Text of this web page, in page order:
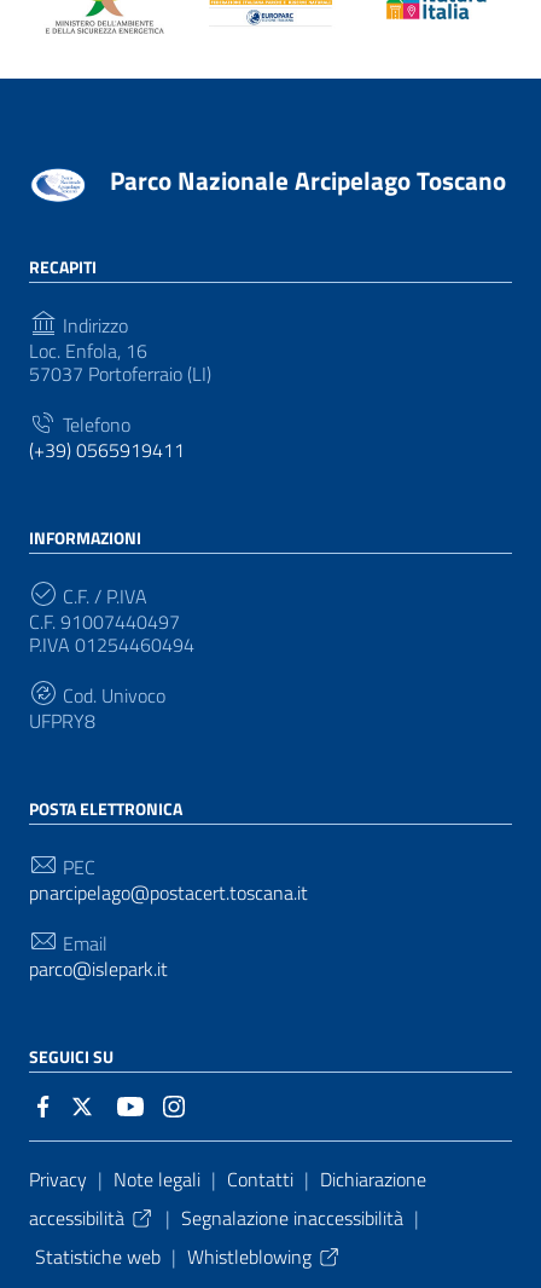
Parco Nazionale Arcipelago Toscano
RECAPITI
Indirizzo
Loc. Enfola, 16
57037 Portoferraio (LI)
Telefono
(+39) 0565919411
INFORMAZIONI
C.F. / P.IVA
C.F. 91007440497
P.IVA 01254460494
Cod. Univoco
UFPRY8
POSTA ELETTRONICA
PEC
pnarcipelago@postacert.toscana.it
Email
parco@islepark.it
SEGUICI SU
Sezione Link Utili
Privacy | Note legali | Contatti | Dichiarazione
accessibilità
| Segnalazione inaccessibilità |
Statistiche web | Whistleblowing